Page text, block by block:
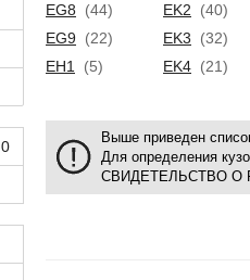
EG8
(44) EK2
(40)
EG9 (22) EK3
(32)
EH1
(5) EK4 (21)
Выше приведен
Для определения
СВИДЕТЕЛЬСТВО О
0